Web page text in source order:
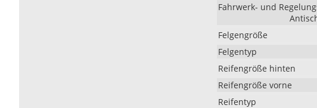
Fahrwerk- und
Felgengröße
Felgentyp
Reifengröße hinten
Reifengröße vorne
Reifentyp